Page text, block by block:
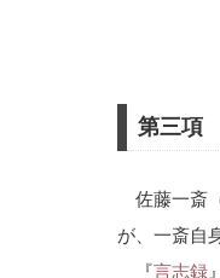
第三項
佐藤一斎
が、一斎自
『言志録